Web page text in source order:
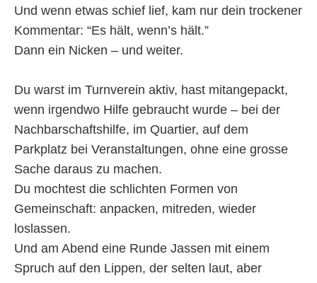
Und wenn etwas schief lief, kam nur dein trockener
Kommentar: “Es hält, wenn’s hält.”
Dann ein Nicken – und weiter.
Du warst im Turnverein aktiv, hast mitangepackt,
wenn irgendwo Hilfe gebraucht wurde – bei der
Nachbarschaftshilfe, im Quartier, auf dem
Parkplatz bei Veranstaltungen, ohne eine grosse
Sache daraus zu machen.
Du mochtest die schlichten Formen von
Gemeinschaft: anpacken, mitreden, wieder
loslassen.
Und am Abend eine Runde Jassen mit einem
Spruch auf den Lippen, der selten laut, aber